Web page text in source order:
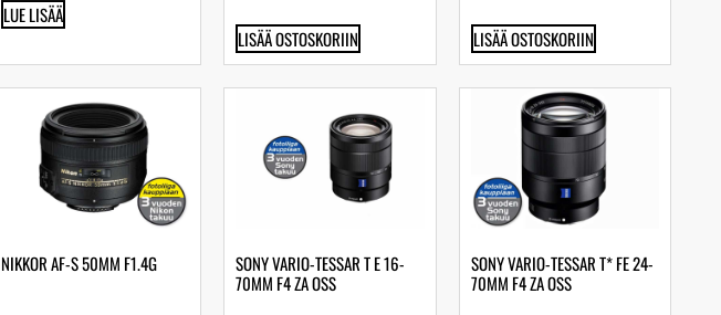
LUE LISÄÄ
LISÄÄ OSTOSKORIIN LISÄÄ OSTOSKORIIN
NIKKOR AF-S 50MM F1.4G
SONY VARIO-TESSAR T E 16-
70MM F4 ZA OSS
SONY VARIO-TESSAR T* FE 24-
70MM F4 ZA OSS